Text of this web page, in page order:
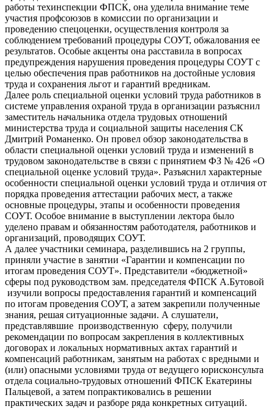
работы техинспекции ФПСК, она уделила внимание теме
участия профсоюзов в комиссии по организации и
проведению спецоценки, осуществления контроля за
соблюдением требований процедуры СОУТ, обжалования ее
результатов. Особые акценты она расставила в вопросах
предупреждения нарушения проведения процедуры СОУТ с
целью обеспечения прав работников на достойные условия
труда и сохранения льгот и гарантий вредникам.
Далее роль специальной оценки условий труда работников в
системе управления охраной труда в организации разъяснил
заместитель начальника отдела трудовых отношений
министерства труда и социальной защиты населения СК
Дмитрий Романенко. Он провел обзор законодательства в
области специальной оценки условий труда и изменений в
трудовом законодательстве в связи с принятием ФЗ № 426 «О
специальной оценке условий труда». Разъяснил характерные
особенности специальной оценки условий труда и отличия от
порядка проведения аттестации рабочих мест, а также
основные процедуры, этапы и особенности проведения
СОУТ. Особое внимание в выступлении лектора было
уделено правам и обязанностям работодателя, работников и
организаций, проводящих СОУТ.
А далее участники семинара, разделившись на 2 группы,
приняли участие в занятии «Гарантии и компенсации по
итогам проведения СОУТ». Представители «бюджетной»
сферы под руководством зам. председателя ФПСК А.Бутовой
изучили вопросы предоставления гарантий и компенсаций
по итогам проведения СОУТ, а затем закрепили полученные
знания, решая ситуационные задачи. А слушатели,
представлявшие производственную сферу, получили
рекомендации по вопросам закрепления в коллективных
договорах и локальных нормативных актах гарантий и
компенсаций работникам, занятым на работах с вредными и
(или) опасными условиями труда от ведущего юрисконсульта
отдела социально-трудовых отношений ФПСК Екатерины
Пальцевой, а затем попрактиковались в решении
практических задач и разборе ряда конкретных ситуаций.